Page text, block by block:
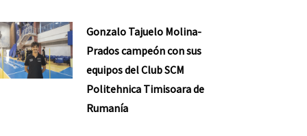
Gonzalo Tajuelo Molina-
Prados campeón con sus
equipos del Club SCM
Politehnica Timisoara de
Rumanía